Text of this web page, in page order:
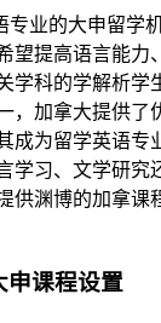
业的大申留学
望提高语言能力
学科的学解析学
，加拿大提供了
成为留学英语专
学习、文学研究
供渊博的加拿课
申课程设置